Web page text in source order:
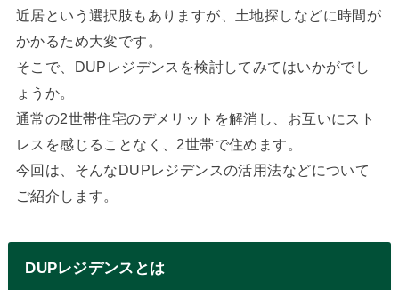
近居という選択肢もありますが、土地探しなどに時間が
かかるため大変です。
そこで、DUPレジデンスを検討してみてはいかがでし
ょうか。
通常の2世帯住宅のデメリットを解消し、お互いにスト
レスを感じることなく、2世帯で住めます。
今回は、そんなDUPレジデンスの活用法などについて
ご紹介します。
DUPレジデンスとは